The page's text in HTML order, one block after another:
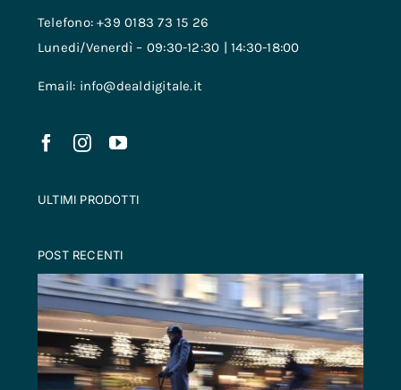
Telefono: +39 0183 73 15 26
Lunedi/Venerdì – 09:30-12:30 | 14:30-18:00
Email: info@dealdigitale.it
ULTIMI PRODOTTI
POST RECENTI